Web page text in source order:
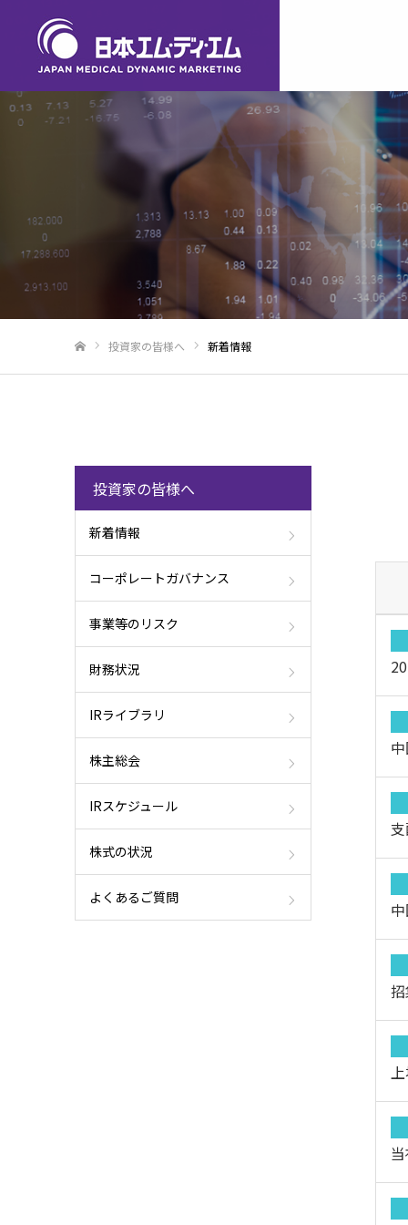
投資家の皆様へ 新着情報
投資家の皆様へ
新着情報
コーポレートガバナンス
事業等のリスク
財務状況
IRライブラリ
株主総会
IRスケジュール
株式の状況
よくあるご質問